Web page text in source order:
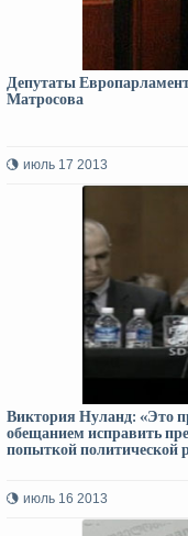
Депутаты
Матросова
июль 17 2013
Виктория Нуланд: «Это
обещанием исправить
попыткой политической
июль 16 2013